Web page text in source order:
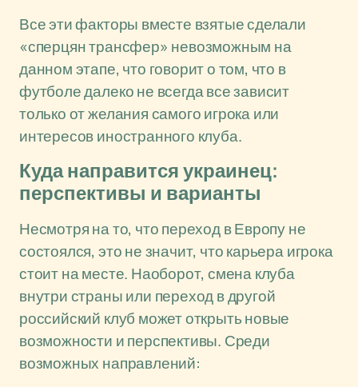
Все эти факторы вместе взятые сделали
«сперцян трансфер» невозможным на
данном этапе, что говорит о том, что в
футболе далеко не всегда все зависит
только от желания самого игрока или
интересов иностранного клуба.
Куда направится украинец:
перспективы и варианты
Несмотря на то, что переход в Европу не
состоялся, это не значит, что карьера игрока
стоит на месте. Наоборот, смена клуба
внутри страны или переход в другой
российский клуб может открыть новые
возможности и перспективы. Среди
возможных направлений: